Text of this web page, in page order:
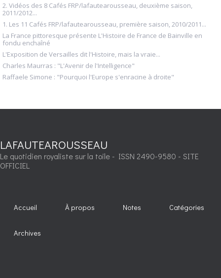
2. Vidéos des 8 Cafés FRP/lafautearousseau, deuxième saison,
2011/2012...
1. Les 11 Cafés FRP/lafautearousseau, première saison, 2010/2011...
La France pittoresque présente L'Histoire de France de Bainville en
fondu enchaîné
L'Exposition de Versailles dit l'Histoire, mais la vraie...
Charles Maurras : "L'Avenir de l'Intelligence"
Raffaele Simone : "Pourquoi l'Europe s'enracine à droite"
LAFAUTEAROUSSEAU
Le quotidien royaliste sur la toile - ISSN 2490-9580 - SITE
OFFICIEL
Accueil À propos Notes Catégories
Archives